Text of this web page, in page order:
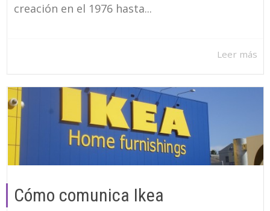
creación en el 1976 hasta...
Leer más
Cómo comunica Ikea